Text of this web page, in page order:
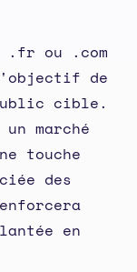
.fr ou .com
de
cible.
marché
touche
des
en